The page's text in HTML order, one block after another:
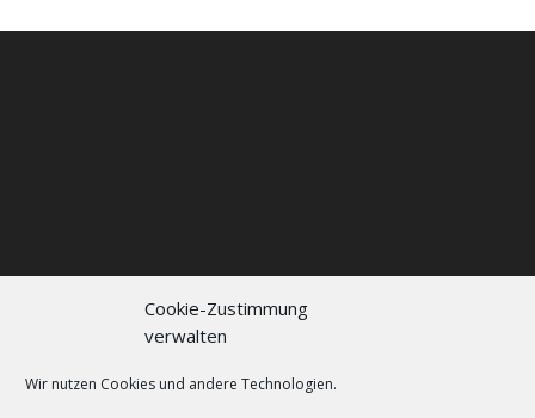
Cookie-Zustimmung
verwalten
Wir nutzen Cookies und andere Technologien.
Kontakt
Datenschutzerklärung
Cookie policy (EU)